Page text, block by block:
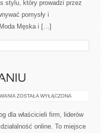
stylu, który prowadzi przez
pomysły i
Męska i […]
ETYKA
ZARZĄDZANIU
ZOSTAŁA WYŁĄCZONA
dla właścicieli firm, liderów
online. To miejsce